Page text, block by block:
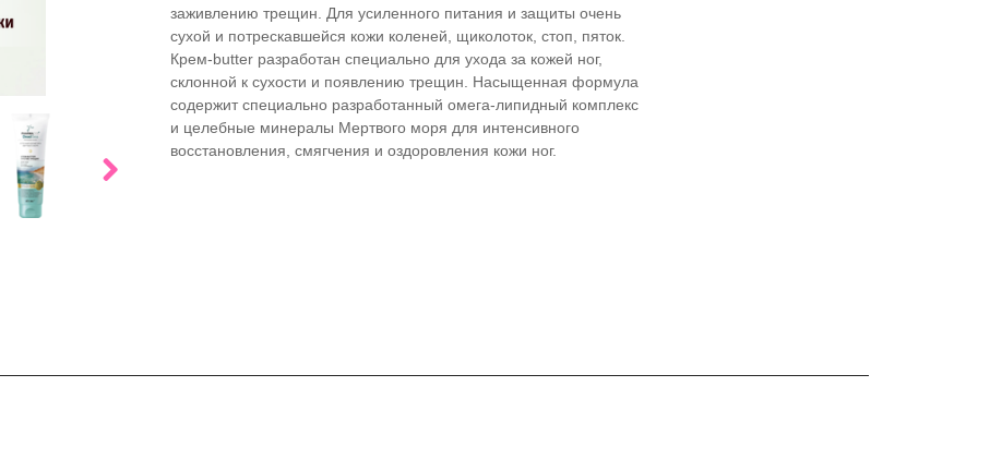
заживлению трещин. Для усиленного питания и защиты очень
сухой и потрескавшейся кожи коленей, щиколоток, стоп, пяток.
Крем-butter разработан специально для ухода за кожей ног,
склонной к сухости и появлению трещин. Насыщенная формула
содержит специально разработанный омега-липидный комплекс
и целебные минералы Мертвого моря для интенсивного
восстановления, смягчения и оздоровления кожи ног.